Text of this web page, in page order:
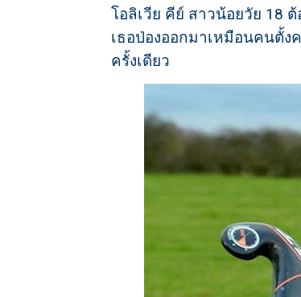
โอลิเวีย คีย์ สาวน้อยวัย 18
เธอป่องออกมาเหมือนคนตั้
ครั้งเดียว